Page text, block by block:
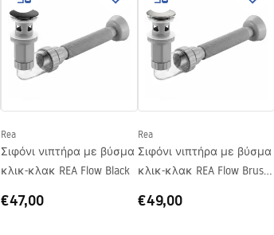
mm
mm
Rea
Σιφόνι νιπτήρα με βύσμα
κλικ-κλακ REA Flow Black
€47,00
Rea
Σιφόνι νιπτήρα με βύσμα
κλικ-κλακ REA Flow Brush
€49,00